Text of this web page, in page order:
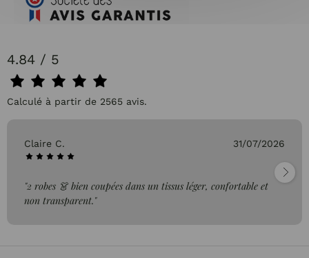
4.84 / 5
Calculé à partir de 2565 avis.
Claire C. 31/07/2026
"2 robes 👗 bien coupées dans un tissus léger, confortable et
non transparent."